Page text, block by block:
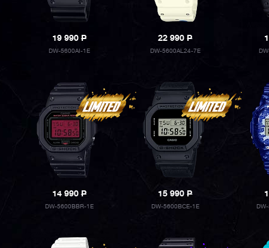
19 990P
DW-5600AI-1E
22 990P
DW-5600AL24-7E
14 990P
DW-5600BBR-1E
15 990P
DW-5600BCE-1E